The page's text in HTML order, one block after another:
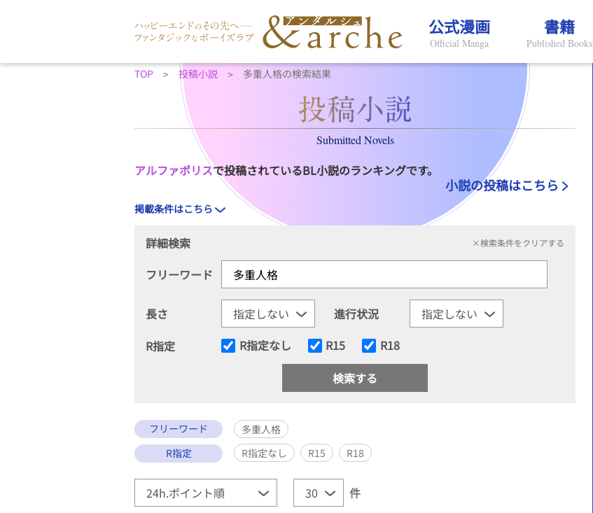
公式漫画
Official Manga
書籍
Published Books
TOP 投稿小説 多重人格の検索結果
Submitted Novels
アルファポリスで投稿されているBL小説のランキングです。
小説の投稿はこちら
掲載条件はこちら
詳細検索 ×検索条件をクリアする
フリーワード
長さ
進行状況
R指定
R指定なし R15 R18
フリーワード
多重人格
R指定
R指定なし R15 R18
件